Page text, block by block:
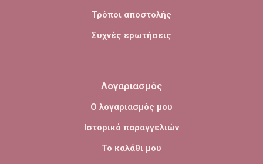
Τρόποι αποστολής
Συχνές ερωτήσεις
Λογαριασμός
Ο λογαριασμός μου
Ιστορικό παραγγελιών
Το καλάθι μου